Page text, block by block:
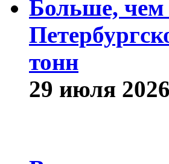
Больше, чем
тонн
29 июля 2026